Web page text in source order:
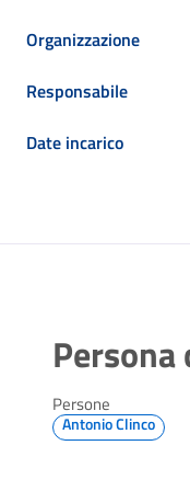
Organizzazione
Responsabile
Date incarico
Persone
Antonio Clinco